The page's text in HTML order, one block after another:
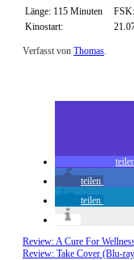
Länge: 115 Minuten
Kinostart:
Verfasst von Thomas
teilen
teilen
Review: A Cure For
Review: Take Cover (Blu-